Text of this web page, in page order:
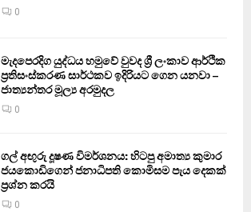
0
මැදපෙරදිග යුද්ධය හමුවේ වුවද ශ්‍රී ලංකාව ආර්ථික
ප්‍රතිසංස්කරණ සාර්ථකව ඉදිරියට ගෙන යනවා –
ජාත්‍යන්තර මූල්‍ය අරමුදල
0
ගල් අඟුරු දූෂණ විමර්ශනය: හිටපු අමාත්‍ය කුමාර
ජයකොඩිගෙන් ජනාධිපති කොමිසම පැය දෙකක්
ප්‍රශ්න කරයි
0